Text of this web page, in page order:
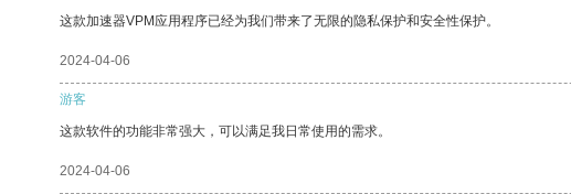
这款加速器VPM应用程序已经为我们带来了无限的隐私保护和安全性保护。
2024-04-06
游客
这款软件的功能非常强大，可以满足我日常使用的需求。
2024-04-06